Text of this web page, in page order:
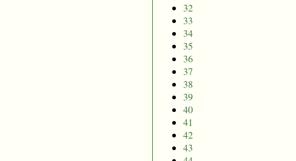
32
33
34
35
36
37
38
39
40
41
42
43